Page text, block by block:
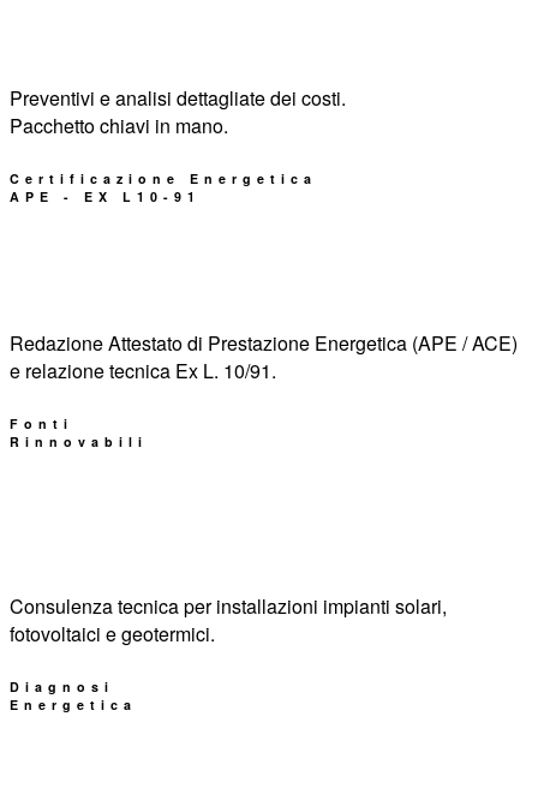
Preventivi e analisi dettagliate dei costi.
Pacchetto chiavi in mano.
Certificazione Energetica
APE - EX L10-91
Redazione Attestato di Prestazione Energetica (APE / ACE)
e relazione tecnica Ex L. 10/91.
Fonti
Rinnovabili
Consulenza tecnica per installazioni impianti solari,
fotovoltaici e geotermici.
Diagnosi
Energetica